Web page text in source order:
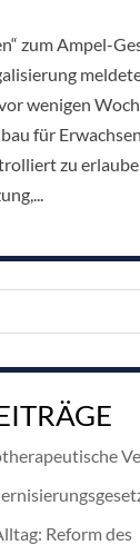
zum Ampel-
wenigen
für
zu
Reform des